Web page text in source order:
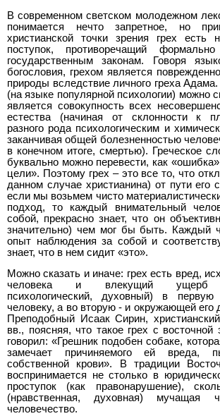
В современном светском молодежном
понимается нечто запретное, но
христианской точки зрения грех есть
поступок, противоречащий
государственным законам. Говоря
богословия, грехом является
природы вследствие личного греха
(на языке популярной психологии) можно
является совокупность всех
естества (начиная от склонности к
разного рода психологическим и
заканчивая общей болезненностью
в конечном итоге, смертью). Греческое
буквально можно перевести, как
цели». Поэтому грех – это все то, что
данном случае христианина) от пути его
если мы возьмем чисто
подход, то каждый внимательный
собой, прекрасно знает, что он
значительно) чем мог бы быть. Каждый
опыт наблюдения за собой и
знает, что в нем сидит «это».
Можно сказать и иначе: грех есть вред,
человека и влекущий ущерб
психологический, духовный) в
человеку, а во вторую - и окружающей его
Преподобный Исаак Сирин,
вв., поясняя, что такое грех с восточной
говорил: «Грешник подобен собаке,
замечает причиняемого ей вреда,
собственной крови». В традиции
воспринимается не столько в
проступок (как правонарушение),
(нравственная, духовная) мучащая
человечество.